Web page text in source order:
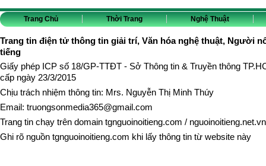
Trang Chủ Thời Trang Nghệ Thuật
Trang tin điện tử thông tin giải trí, Văn hóa nghệ thuật, Người
tiếng
Giấy phép ICP số 18/GP-TTĐT - Sở Thông tin & Truyền thông
cấp ngày 23/3/2015
Chịu trách nhiệm thông tin: Mrs. Nguyễn Thị Minh Thúy
Email: truongsonmedia365@gmail.com
Trang tin chạy trên domain tgnguoinoitieng.com / nguoinoitieng.net.vn
Ghi rõ nguồn tgnguoinoitieng.com khi lấy thông tin từ website này